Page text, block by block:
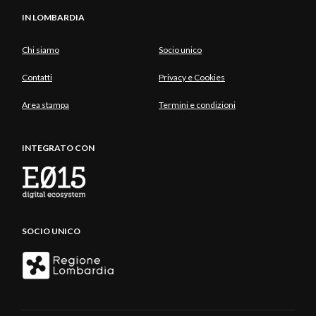
IN LOMBARDIA
Chi siamo Socio unico
Contatti Privacy e Cookies
Area stampa Termini e condizioni
INTEGRATO CON
SOCIO UNICO